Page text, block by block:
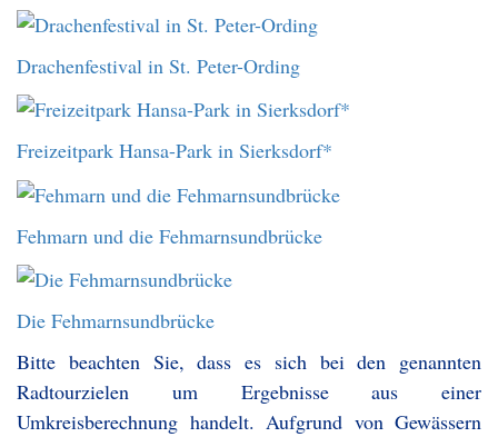
Drachenfestival in St. Peter-Ording
Freizeitpark Hansa-Park in Sierksdorf*
Fehmarn und die Fehmarnsundbrücke
Die Fehmarnsundbrücke
Bitte beachten Sie, dass es sich bei den genannten
Radtourzielen um Ergebnisse aus einer
Umkreisberechnung handelt. Aufgrund von Gewässern